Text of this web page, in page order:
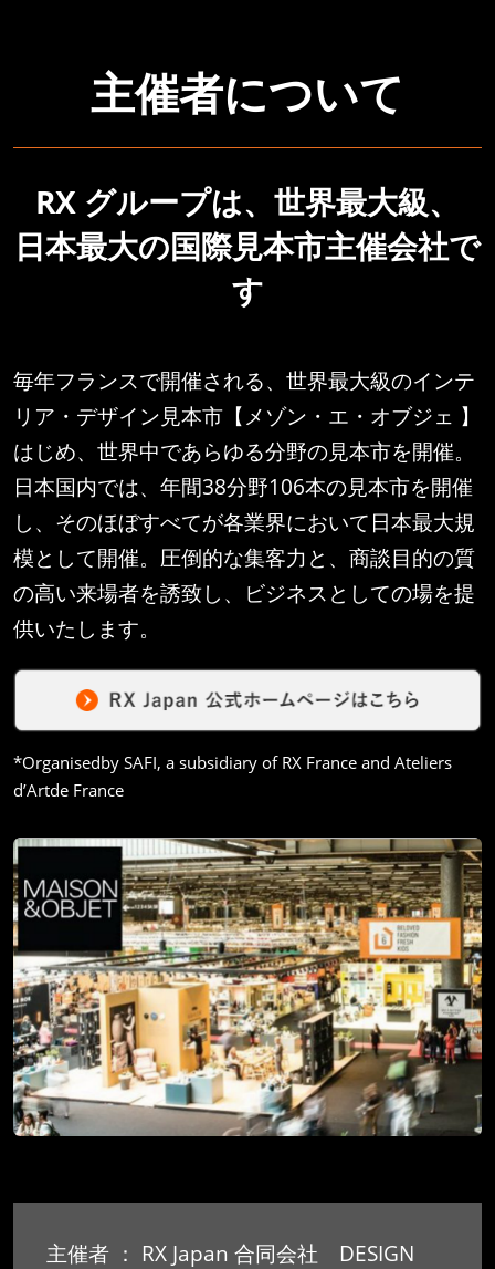
主催者について
RX グループは、世界最大級、
日本最大の国際見本市主催会社で
す
毎年フランスで開催される、世界最大級のインテ
リア・デザイン見本市【メゾン・エ・オブジェ 】
はじめ、世界中であらゆる分野の見本市を開催。
日本国内では、年間38分野106本の見本市を開催
し、そのほぼすべてが各業界において日本最大規
模として開催。圧倒的な集客力と、商談目的の質
の高い来場者を誘致し、ビジネスとしての場を提
供いたします。
*Organisedby SAFI, a subsidiary of RX France and Ateliers
d’Artde France
主催者 ： RX Japan 合同会社 DESIGN